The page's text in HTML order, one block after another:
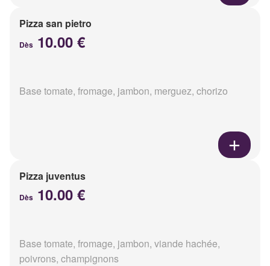
Pizza san pietro
Dès 10.00 €
Base tomate, fromage, jambon, merguez, chorizo
Pizza juventus
Dès 10.00 €
Base tomate, fromage, jambon, viande hachée,
poivrons, champignons